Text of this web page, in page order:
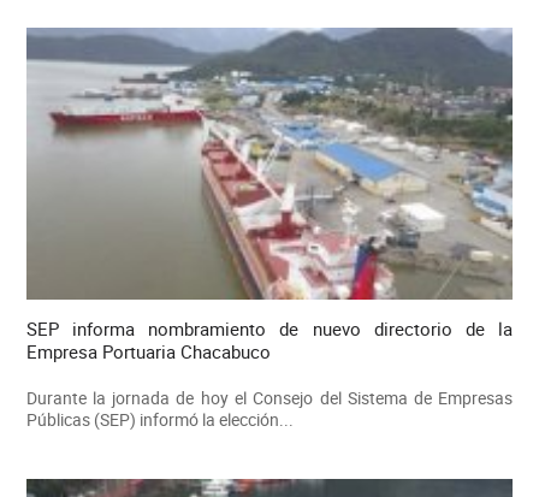
SEP informa nombramiento de nuevo directorio de la
Empresa Portuaria Chacabuco
Durante la jornada de hoy el Consejo del Sistema de Empresas
Públicas (SEP) informó la elección...